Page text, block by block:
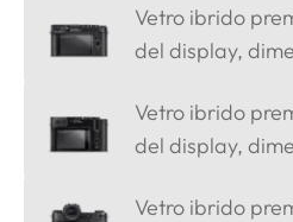
Vetro ibrido
del display,
Vetro ibrido
del display,
Vetro ibrido